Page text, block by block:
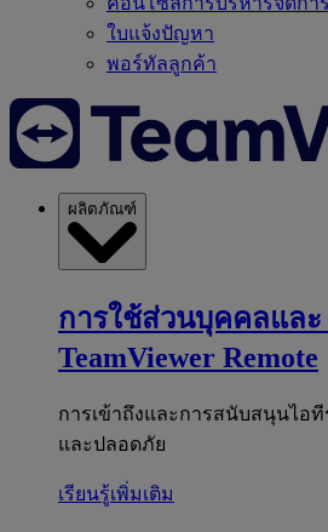
ใบแจ้งปัญหา
พอร์ทัลลูกค้า
ผลิตภัณฑ์
การใช้ส่วนบุคคลและ
TeamViewer Remote
การเข้าถึงและการสนับสนุนไอที
และปลอดภัย
เรียนรู้เพิ่มเติม